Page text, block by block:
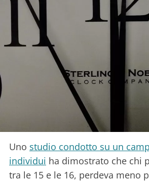
Uno studio condotto su un
individui ha dimostrato che chi
tra le 15 e le 16, perdeva meno